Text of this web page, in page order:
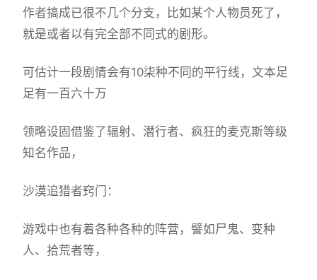
作者搞成已很不几个分支，比如某个人物员死了，
就是或者以有完全部不同式的剧形。
可估计一段剧情会有10柒种不同的平行线，文本足
足有一百六十万
领略设固借鉴了辐射、潜行者、疯狂的麦克斯等级
知名作品，
沙漠追猎者窍门：
游戏中也有着各种各种的阵营，譬如尸鬼、变种
人、拾荒者等，